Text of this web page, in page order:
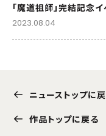
「魔道祖師」完結記念
2023.08.04
ニューストップに
作品トップに戻る